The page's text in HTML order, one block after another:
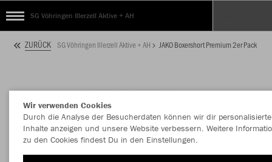
SG Vöhringen Illerzell Aktive + AH
ZURÜCK SG Vöhringen Illerzell Aktive + AH JAKO Boxershort Premium 2er Pack
Wir verwenden Cookies
Durch die Analyse der Besucherdaten können wir dir personalisierte
Inhalte anzeigen und unsere Website verbessern. Weitere
zu den Cookies findest Du in den Einstellungen.